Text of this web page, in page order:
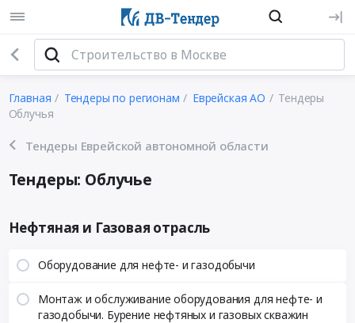
Главная Тендеры по регионам Еврейская АО
Тендеры
Облучья
Тендеры Еврейской автономной области
Тендеры: Облучье
Нефтяная и Газовая отрасль
Оборудование для нефте- и газодобычи
Монтаж и обслуживание оборудования для нефте- и
газодобычи. Бурение нефтяных и газовых скважин